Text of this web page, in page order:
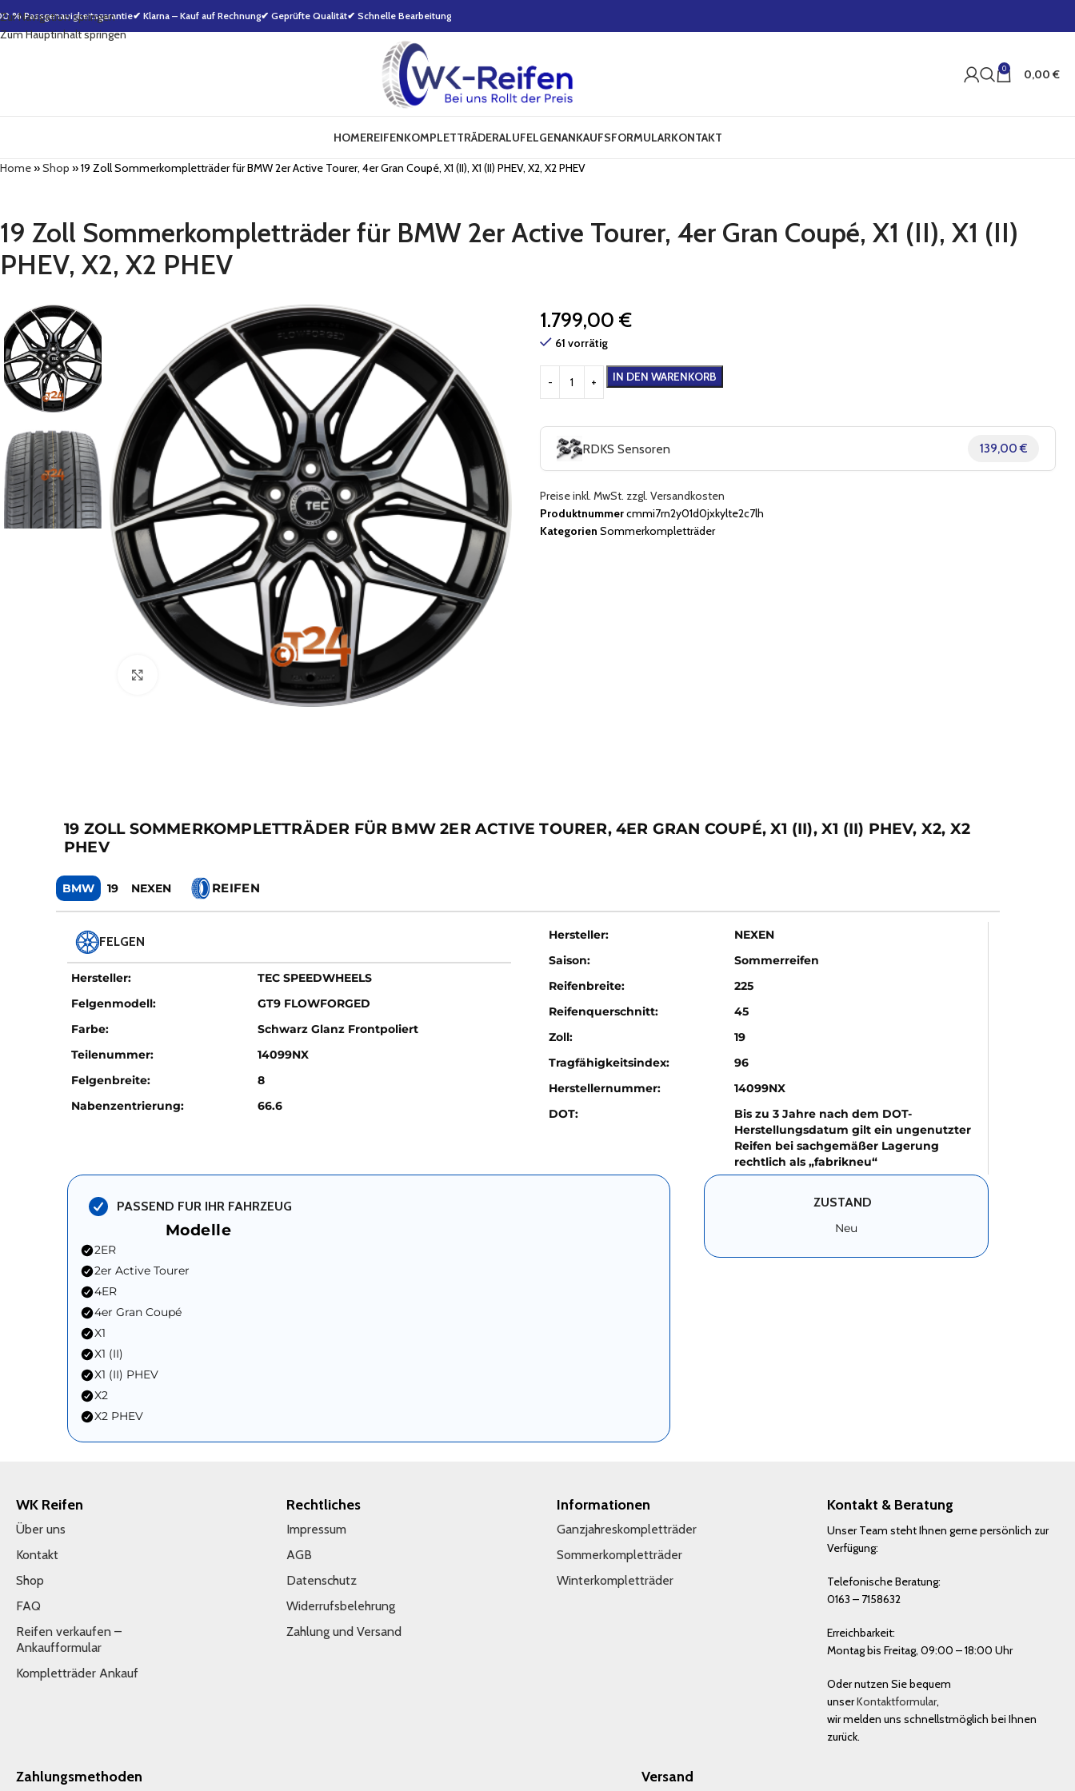
Zur Navigation springen
Zum Hauptinhalt springen
% Passgenauigkeitsgarantie✔ Klarna – Kauf auf Rechnung✔ Geprüfte Qualität✔ Schnelle Bearbeitung
0 0,00 €
HOMEREIFENKOMPLETTRÄDERALUFELGENANKAUFSFORMULARKONTAKT
Home»Shop »19 Zoll Sommerkompletträder für BMW 2er Active Tourer, 4er Gran Coupé, X1 (II), X1 (II) PHEV, X2, X2 PHEV
19 Zoll Sommerkompletträder für BMW 2er Active Tourer, 4er Gran Coupé, X1 (II), X1 (II)
PHEV, X2, X2 PHEV
Zum Vergrößern klicken
1.799,00 €
61 vorrätig
IN DEN WARENKORB
RDKS Sensoren 139,00 €
Preise inkl. MwSt. zzgl. Versandkosten
Produktnummercmmi7rn2y01d0jxkylte2c7lh
Kategorien Sommerkompletträder
19 ZOLL SOMMERKOMPLETTRÄDER FÜR BMW 2ER ACTIVE TOURER, 4ER GRAN COUPÉ, X1 (II), X1 (II) PHEV, X2, X2
PHEV
BMW 19 NEXEN REIFEN
FELGEN
Hersteller:
TEC SPEEDWHEELS
Felgenmodell:
GT9 FLOWFORGED
Farbe:
Schwarz Glanz Frontpoliert
Teilenummer:
14099NX
Felgenbreite:
8
Nabenzentrierung:
66.6
Hersteller:
NEXEN
Saison:
Sommerreifen
Reifenbreite:
225
Reifenquerschnitt:
45
Zoll:
19
Tragfähigkeitsindex:
96
Herstellernummer:
14099NX
DOT:
Bis zu 3 Jahre nach dem DOT-
Herstellungsdatum gilt ein ungenutzter
Reifen bei sachgemäßer Lagerung
rechtlich als „fabrikneu“
PASSEND FUR IHR FAHRZEUG
Modelle
2ER
2er Active Tourer
4ER
4er Gran Coupé
X1
X1 (II)
X1 (II) PHEV
X2
X2 PHEV
ZUSTAND
Neu
WK Reifen
Über uns
Kontakt
Shop
FAQ
Reifen verkaufen –
Ankaufformular
Kompletträder Ankauf
Rechtliches
Impressum
AGB
Datenschutz
Widerrufsbelehrung
Zahlung und Versand
Informationen
Ganzjahreskompletträder
Sommerkompletträder
Winterkompletträder
Kontakt & Beratung
Unser Team steht Ihnen gerne persönlich zur
Verfügung:
Telefonische Beratung:
0163 – 7158632
Erreichbarkeit:
Montag bis Freitag, 09:00 – 18:00 Uhr
Oder nutzen Sie bequem
unserKontaktformular,
wir melden uns schnellstmöglich bei Ihnen
zurück.
Zahlungsmethoden Versand